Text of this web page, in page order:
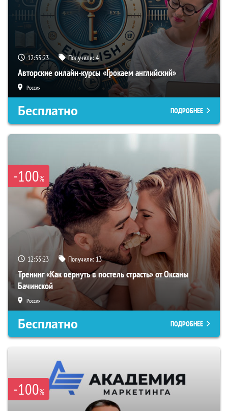
12:55:22 Получили:4
Авторские онлайн-курсы «Грокаем английский»
Россия
Бесплатно ПОДРОБНЕЕ
-100%
12:55:22 Получили:13
Тренинг «Как вернуть в постель страсть» от Оксаны
Бачинской
Россия
Бесплатно ПОДРОБНЕЕ
-100%